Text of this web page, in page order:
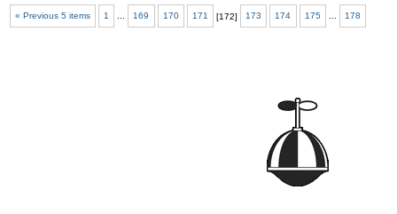
« Previous 5 items 1 ... 169 170 171 [172] 173 174 175 ... 178